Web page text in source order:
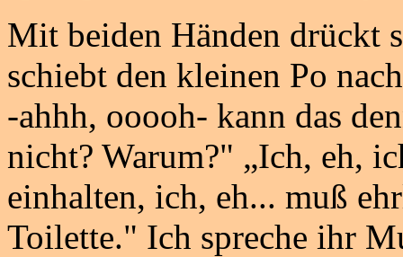
Mit beiden Händen drückt
schiebt den kleinen Po
-ahhh, ooooh- kann das
nicht? Warum?" „Ich, eh,
einhalten, ich, eh... muß
Toilette." Ich spreche ihr